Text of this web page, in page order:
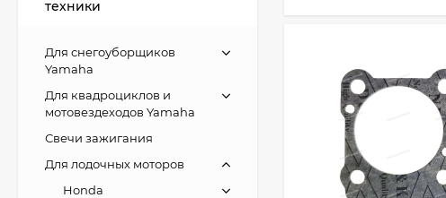
техники
Для снегоуборщиков
Yamaha
Для квадроциклов и
мотовездеходов Yamaha
Свечи зажигания
Для лодочных моторов
Honda